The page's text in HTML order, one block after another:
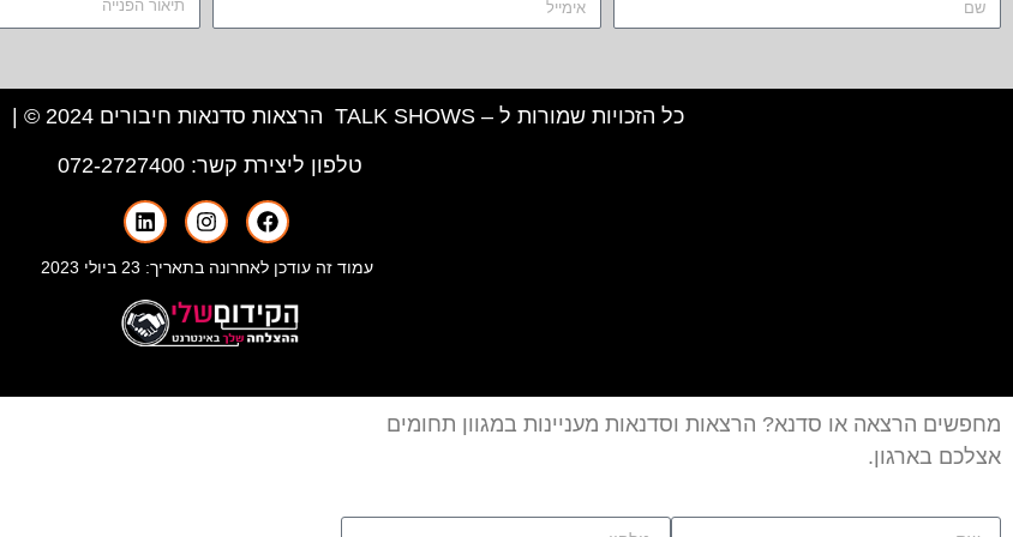
כל הזכויות שמורות ל – TALK SHOWS הרצאות סדנאות חיבורים 2024 © |
טלפון ליצירת קשר:072-2727400
עמוד זה עודכן לאחרונה בתאריך: 23 ביולי 2023
מחפשים הרצאה או סדנא? הרצאות וסדנאות מעניינות במגוון תחומים
אצלכם בארגון.